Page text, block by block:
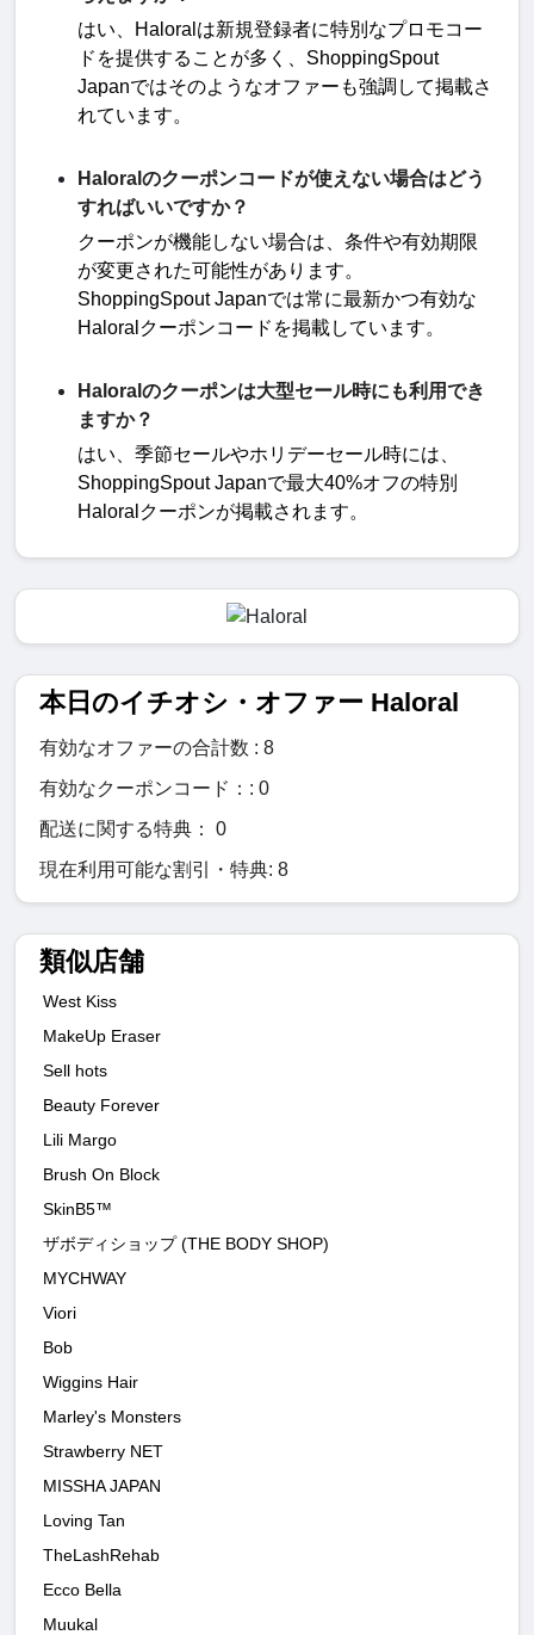
はい、
Haloral は新規登録者に特別なプロモコー
ドを提供することが多く、 ShoppingSpout
Japanではそのようなオファーも強調して掲載さ
れています。
Haloralのクーポンコードが使えない場合はどう
すればいいですか？
クーポンが機能しない場合は、条件や有効期限
が変更された可能性があります。
ShoppingSpout Japanでは常に最新かつ有効な
Haloral クーポンコードを掲載しています。
Haloralのクーポンは大型セール時にも利用でき
ますか？
はい、季節セールやホリデーセール時には、
ShoppingSpout Japanで最大40%オフの特別
Haloral クーポンが掲載されます。
本日のイチオシ・オファー Haloral
有効なオファーの合計数 : 8
有効なクーポンコード：: 0
配送に関する特典： 0
現在利用可能な割引・特典: 8
類似店舗
West Kiss
MakeUp Eraser
Sell hots
Beauty Forever
Lili Margo
Brush On Block
SkinB5™
ザボディショップ (THE BODY SHOP)
MYCHWAY
Viori
Bob
Wiggins Hair
Marley's Monsters
Strawberry NET
MISSHA JAPAN
Loving Tan
TheLashRehab
Ecco Bella
Muukal